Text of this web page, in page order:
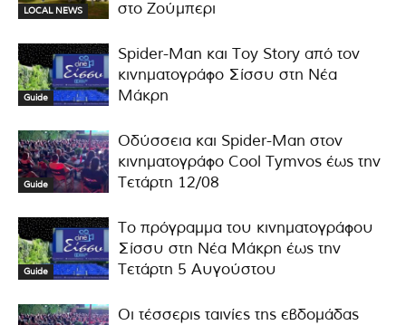
LOCAL NEWS
στο Ζούμπερι
Guide
Spider-Man και Toy Story από τον
κινηματογράφο Σίσσυ στη Νέα
Μάκρη
Guide
Οδύσσεια και Spider-Man στον
κινηματογράφο Cool Tymvos έως την
Τετάρτη 12/08
Guide
Το πρόγραμμα του κινηματογράφου
Σίσσυ στη Νέα Μάκρη έως την
Τετάρτη 5 Αυγούστου
Οι τέσσερις ταινίες της εβδομάδας